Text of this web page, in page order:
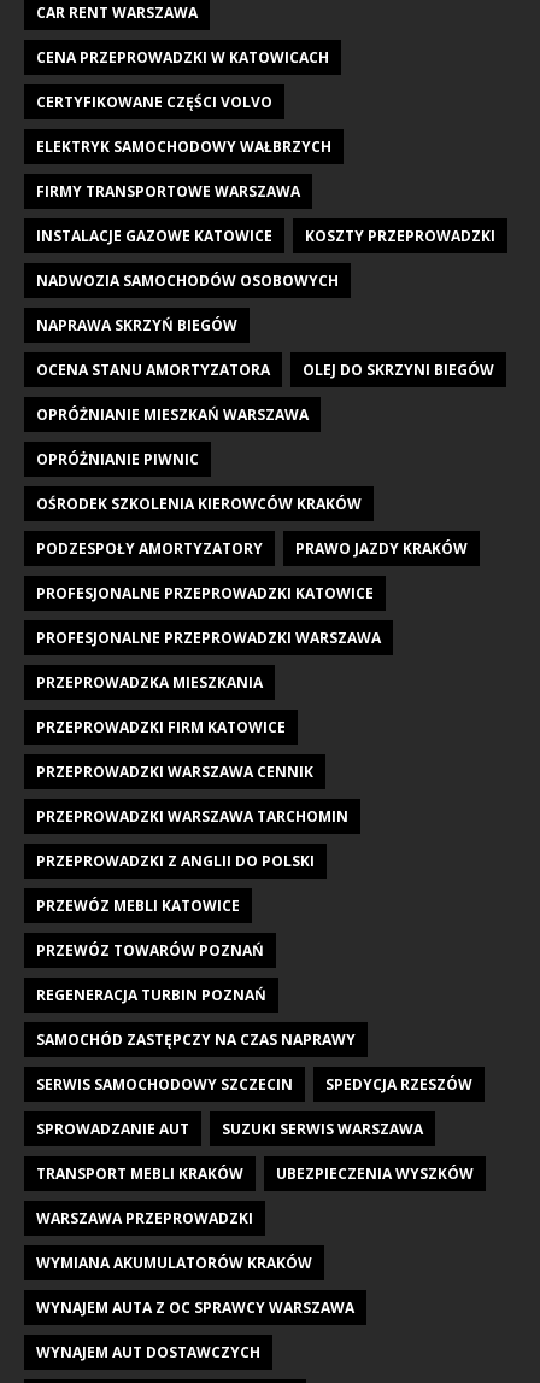
CAR RENT WARSZAWA
CENA PRZEPROWADZKI W KATOWICACH
CERTYFIKOWANE CZĘŚCI VOLVO
ELEKTRYK SAMOCHODOWY WAŁBRZYCH
FIRMY TRANSPORTOWE WARSZAWA
INSTALACJE GAZOWE KATOWICE KOSZTY PRZEPROWADZKI
NADWOZIA SAMOCHODÓW OSOBOWYCH
NAPRAWA SKRZYŃ BIEGÓW
OCENA STANU AMORTYZATORA OLEJ DO SKRZYNI BIEGÓW
OPRÓŻNIANIE MIESZKAŃ WARSZAWA
OPRÓŻNIANIE PIWNIC
OŚRODEK SZKOLENIA KIEROWCÓW KRAKÓW
PODZESPOŁY AMORTYZATORY PRAWO JAZDY KRAKÓW
PROFESJONALNE PRZEPROWADZKI KATOWICE
PROFESJONALNE PRZEPROWADZKI WARSZAWA
PRZEPROWADZKA MIESZKANIA
PRZEPROWADZKI FIRM KATOWICE
PRZEPROWADZKI WARSZAWA CENNIK
PRZEPROWADZKI WARSZAWA TARCHOMIN
PRZEPROWADZKI Z ANGLII DO POLSKI
PRZEWÓZ MEBLI KATOWICE
PRZEWÓZ TOWARÓW POZNAŃ
REGENERACJA TURBIN POZNAŃ
SAMOCHÓD ZASTĘPCZY NA CZAS NAPRAWY
SERWIS SAMOCHODOWY SZCZECIN SPEDYCJA RZESZÓW
SPROWADZANIE AUT SUZUKI SERWIS WARSZAWA
TRANSPORT MEBLI KRAKÓW UBEZPIECZENIA WYSZKÓW
WARSZAWA PRZEPROWADZKI
WYMIANA AKUMULATORÓW KRAKÓW
WYNAJEM AUTA Z OC SPRAWCY WARSZAWA
WYNAJEM AUT DOSTAWCZYCH